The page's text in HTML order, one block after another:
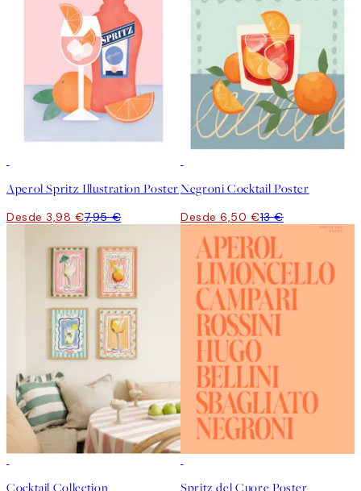
Aperol Spritz Illustration Poster
Desde 3,98 €7,95 €
Negroni Cocktail Poster
Desde 6,50 €13 €
Cocktail Collection Spritz del Cuore Poster